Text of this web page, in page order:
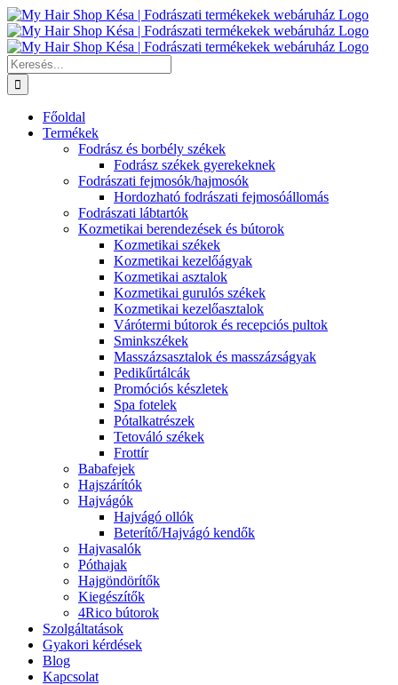
Kihagyás
Keresés...
Főoldal
Termékek
Fodrász és borbély székek
Fodrász székek gyerekeknek
Fodrászati fejmosók/hajmosók
Hordozható fodrászati fejmosóállomás
Fodrászati lábtartók
Kozmetikai berendezések és bútorok
Kozmetikai székek
Kozmetikai kezelőágyak
Kozmetikai asztalok
Kozmetikai gurulós székek
Kozmetikai kezelőasztalok
Várótermi bútorok és recepciós pultok
Sminkszékek
Masszázsasztalok és masszázságyak
Pedikűrtálcák
Promóciós készletek
Spa fotelek
Pótalkatrészek
Tetováló székek
Frottír
Babafejek
Hajszárítók
Hajvágók
Hajvágó ollók
Beterítő/Hajvágó kendők
Hajvasalók
Póthajak
Hajgöndörítők
Kiegészítők
4Rico bútorok
Szolgáltatások
Gyakori kérdések
Blog
Kapcsolat